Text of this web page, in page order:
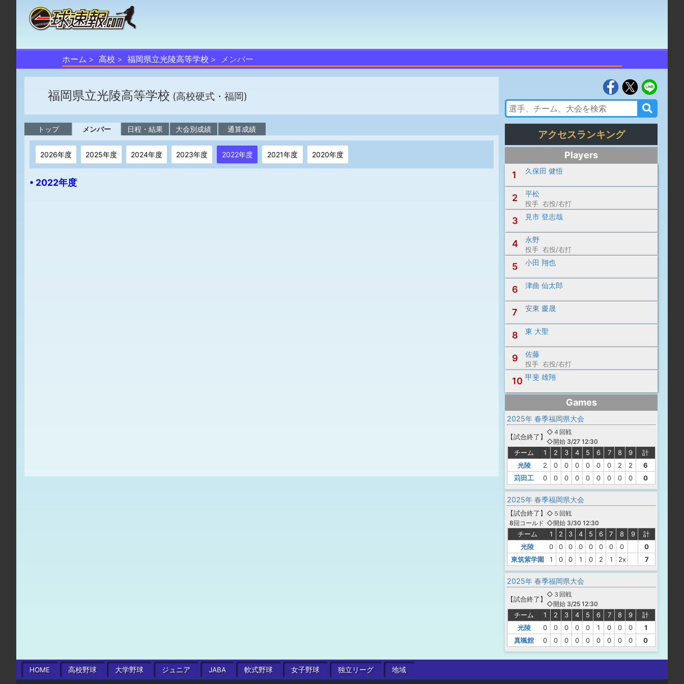
ホーム 高校 福岡県立光陵高等学校 メンバー
福岡県立光陵高等学校 (高校硬式・福岡)
トップ メンバー 日程・結果 大会別成績 通算成績
2026年度 2025年度 2024年度 2023年度 2022年度 2021年度 2020年度
• 2022年度
アクセスランキング
Players
1
久保田 健悟
2 平松
投手 右投/右打
3 見市 登志哉
4 永野
投手 右投/右打
5 小田 翔也
6 津曲 仙太郎
7 安東 慶晟
8 東 大聖
9 佐藤
投手 右投/右打
10 甲斐 雄翔
Games
2025年 春季福岡県大会
【試合終了 】
◇４回戦
◇開始 3/27 12:30
チーム 1 2 3 4 5 6 7 8 9
計
光陵
2 0 0 0 0 0 0 2 2
6
苅田工
0 0 0 0 0 0 0 0 0 0
2025年 春季福岡県大会
【試合終了 】
8回コールド
◇５回戦
◇開始 3/30 12:30
チーム 1 2 3 4 5 6 7 8 9
計
光陵
0 0 0 0 0 0 0 0
0
東筑紫学園
1 0 0 1 0 2 1 2x 7
2025年 春季福岡県大会
【試合終了 】
◇３回戦
◇開始 3/25 12:30
チーム 1 2 3 4 5 6 7 8 9
計
光陵
0 0 0 0 0 1 0 0 0
1
真颯館
0 0 0 0 0 0 0 0 0 0
HOME 高校野球 大学野球 ジュニア JABA 軟式野球 女子野球 独立リーグ 地域